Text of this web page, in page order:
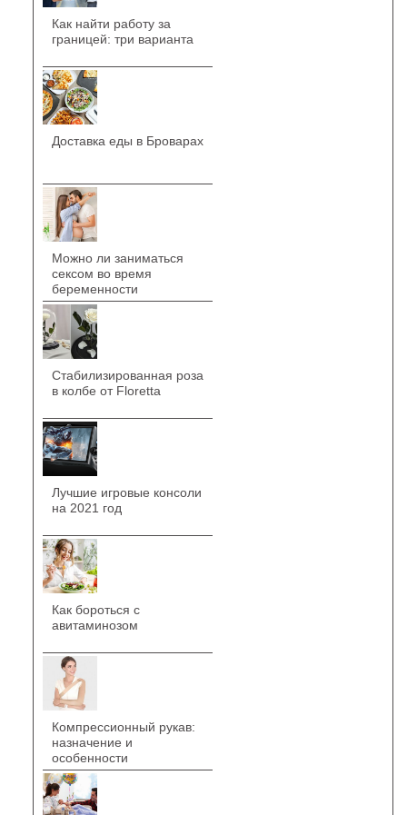
Как найти работу за
границей: три варианта
Доставка еды в Броварах
Можно ли заниматься
сексом во время
беременности
Стабилизированная роза
в колбе от Floretta
Лучшие игровые консоли
на 2021 год
Как бороться с
авитаминозом
Компрессионный рукав:
назначение и
особенности